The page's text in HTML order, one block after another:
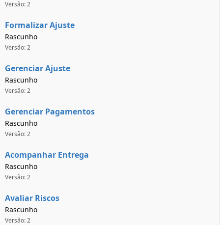
Versão: 2
Formalizar Ajuste
Rascunho
Versão: 2
Gerenciar Ajuste
Rascunho
Versão: 2
Gerenciar Pagamentos
Rascunho
Versão: 2
Acompanhar Entrega
Rascunho
Versão: 2
Avaliar Riscos
Rascunho
Versão: 2